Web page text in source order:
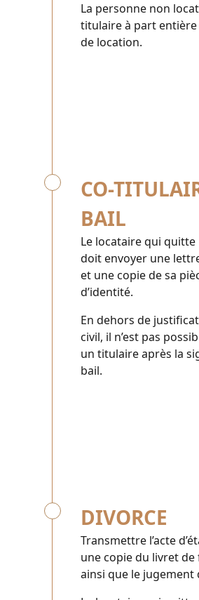
La personne non
titulaire à part
de location.
CO-
BAIL
Le locataire qui quitte
doit envoyer une
et une copie de sa
d’identité.
En dehors de
civil, il n’est pas
un titulaire après la
bail.
DIVORCE
Transmettre l’acte
une copie du livret de
ainsi que le jugement